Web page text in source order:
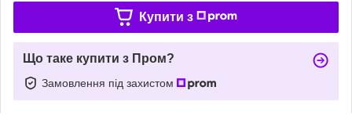
Купити з
Що таке купити з Пром?
Замовлення під захистом